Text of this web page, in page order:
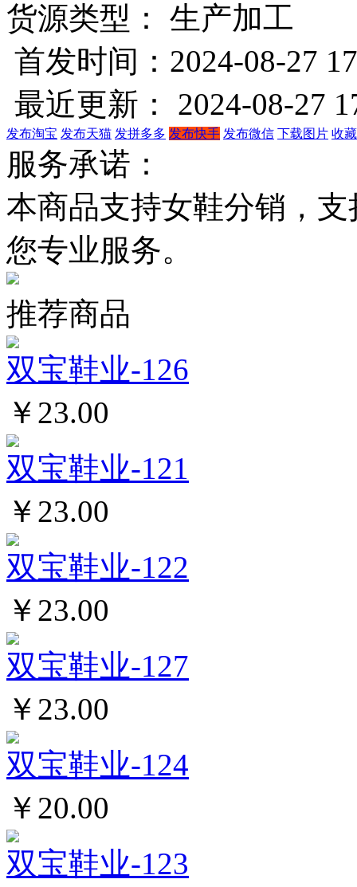
货源类型： 生产加工
首发时间：2024-08-27
最近更新： 2024-08-27
发布淘宝 发布天猫 发拼多多 发布快手 发布微信 下载图片 收
服务承诺：
本商品支持女鞋分销，
您专业服务。
推荐商品
双宝鞋业-126
￥23.00
双宝鞋业-121
￥23.00
双宝鞋业-122
￥23.00
双宝鞋业-127
￥23.00
双宝鞋业-124
￥20.00
双宝鞋业-123